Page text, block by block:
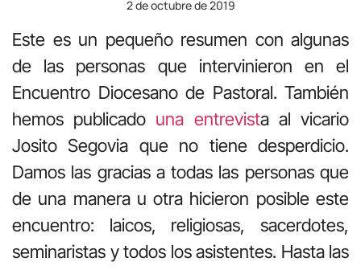
2 de octubre de 2019
Este es un pequeño resumen con algunas
de las personas que intervinieron en el
Encuentro Diocesano de Pastoral. También
hemos publicado una entrevista al vicario
Josito Segovia que no tiene desperdicio.
Damos las gracias a todas las personas que
de una manera u otra hicieron posible este
encuentro: laicos, religiosas, sacerdotes,
seminaristas y todos los asistentes. Hasta las